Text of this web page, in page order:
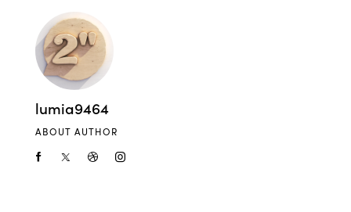
lumia9464
ABOUT AUTHOR